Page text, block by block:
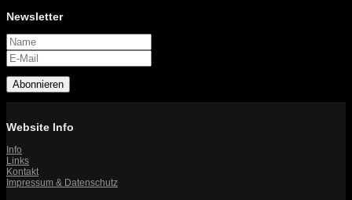
Newsletter
Abonnieren
Website Info
Info
Links
Kontakt
Impressum & Datenschutz